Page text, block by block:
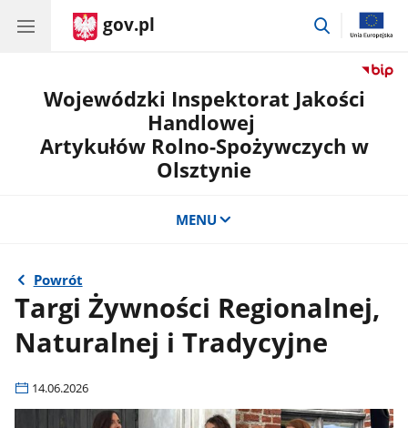
gov.pl
przejdź
Wojewódzki Inspektorat Jakości
Handlowej
Artykułów Rolno-Spożywczych w
Olsztynie
MENU
Powrót
Targi Żywności Regionalnej,
Naturalnej i Tradycyjne
14.06.2026